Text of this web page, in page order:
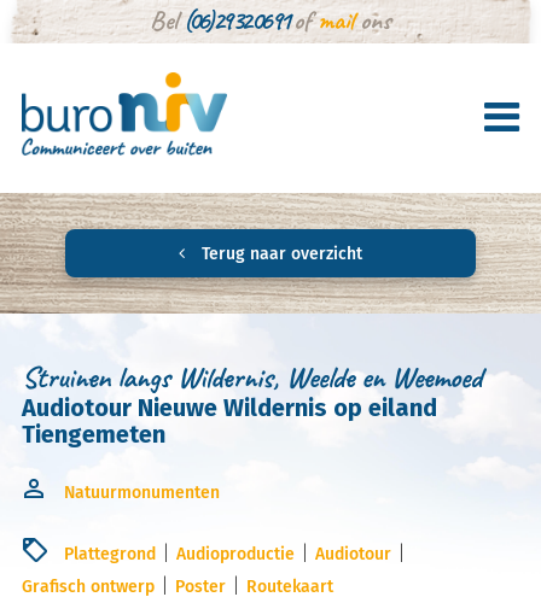
Bel(06) 29 32 06 91ofmailons
Terug naar overzicht
Struinen langs Wildernis, Weelde en Weemoed
Audiotour Nieuwe Wildernis op eiland
Tiengemeten
Natuurmonumenten
Plattegrond Audioproductie
Audiotour
Grafisch ontwerp
Poster Routekaart